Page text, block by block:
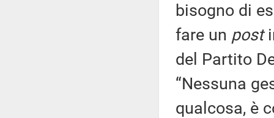
bisogno di
fare un post
del Partito
“Nessuna
qualcosa, è